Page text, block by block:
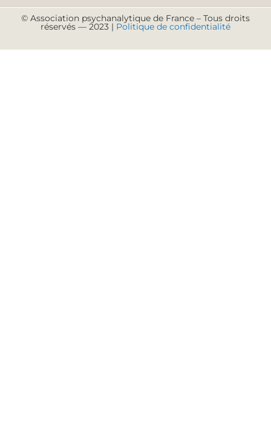
© Association psychanalytique de France – Tous droits
réservés — 2023 | Politique de confidentialité